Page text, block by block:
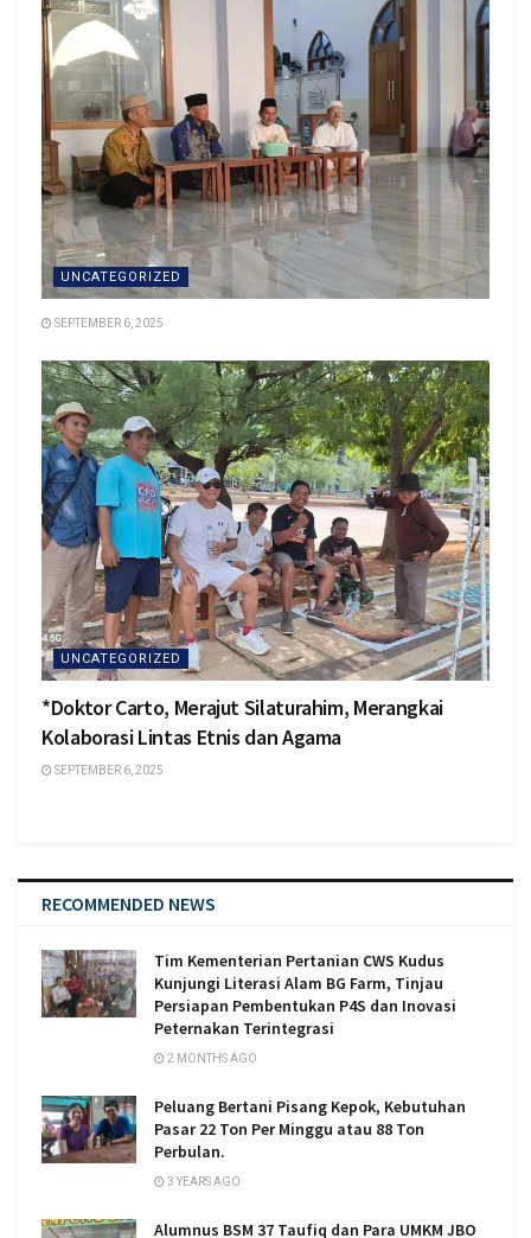
UNCATEGORIZED
SEPTEMBER 6, 2025
UNCATEGORIZED
*Doktor Carto, Merajut Silaturahim, Merangkai
Kolaborasi Lintas Etnis dan Agama
SEPTEMBER 6, 2025
RECOMMENDED NEWS
Tim Kementerian Pertanian CWS Kudus
Kunjungi Literasi Alam BG Farm, Tinjau
Persiapan Pembentukan P4S dan Inovasi
Peternakan Terintegrasi
2 MONTHS AGO
Peluang Bertani Pisang Kepok, Kebutuhan
Pasar 22 Ton Per Minggu atau 88 Ton
Perbulan.
3 YEARS AGO
Alumnus BSM 37 Taufiq dan Para UMKM JBO